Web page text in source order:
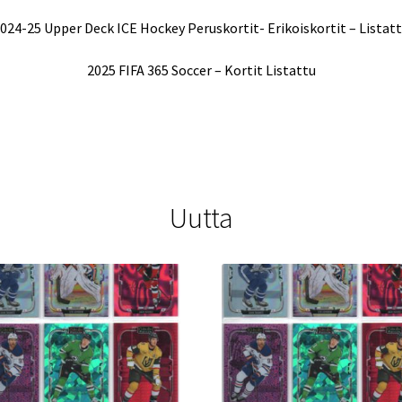
25 Upper Deck ICE Hockey Peruskortit- Erikoiskortit –
2025 FIFA 365 Soccer – Kortit Listattu
Uutta